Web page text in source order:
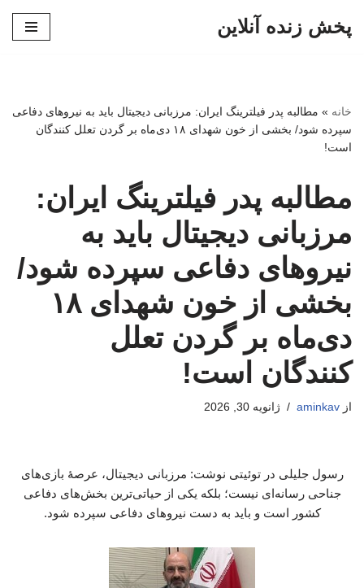
پخش زنده آنلاین
خانه » مطالبه پدر فیلترینگ ایران: مرزبانی دیجیتال باید به نیروهای دفاعی
سپرده شود/ بخشی از خون شهدای ۱۸ دی‌ماه بر گردن تعلل کنندگان
است!
مطالبه پدر فیلترینگ ایران:
مرزبانی دیجیتال باید به
نیروهای دفاعی سپرده شود/
بخشی از خون شهدای ۱۸
دی‌ماه بر گردن تعلل
کنندگان است!
از aminkav ژانویه 30, 2026
رسول جلیلی در توئیتی نوشت: مرزبانی دیجیتال، عرصهٔ بازی‌های
جناحی رسانه‌ای نیست؛ بلکه یکی از حیاتی‌ترین بخش‌های دفاعی
کشور است و باید به دست نیروهای دفاعی سپرده شود.